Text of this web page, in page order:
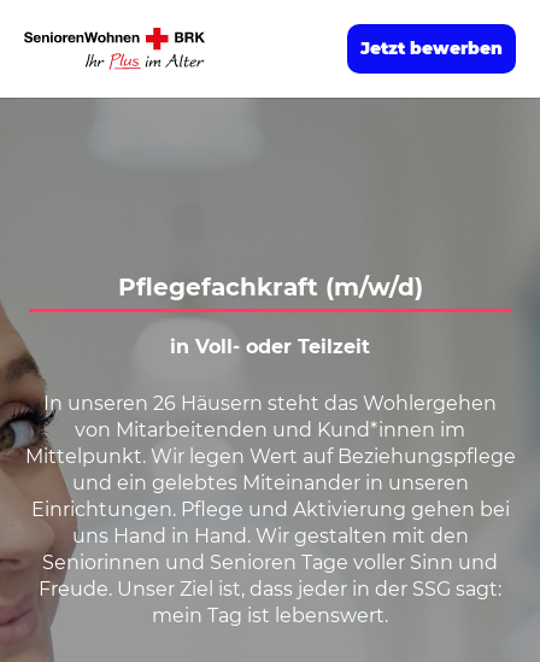
Jetzt bewerben
Pflegefachkraft (m/w/d)
in Voll- oder Teilzeit
In unseren 26 Häusern steht das Wohlergehen
von Mitarbeitenden und Kund*innen im
Mittelpunkt. Wir legen Wert auf Beziehungspflege
und ein gelebtes Miteinander in unseren
Einrichtungen. Pflege und Aktivierung gehen bei
uns Hand in Hand. Wir gestalten mit den
Seniorinnen und Senioren Tage voller Sinn und
Freude. Unser Ziel ist, dass jeder in der SSG sagt:
mein Tag ist lebenswert.